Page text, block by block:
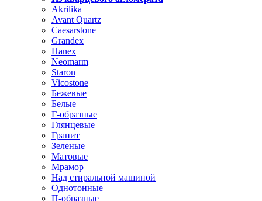
Akrilika
Avant Quartz
Caesarstone
Grandex
Hanex
Neomarm
Staron
Vicostone
Бежевые
Белые
Г-образные
Глянцевые
Гранит
Зеленые
Матовые
Мрамор
Над стиральной машиной
Однотонные
П-образные